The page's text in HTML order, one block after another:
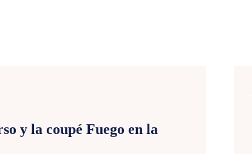
y la coupé Fuego en la